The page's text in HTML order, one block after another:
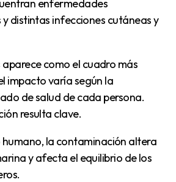
enfermedades
distintas infecciones cutáneas y
impacto varía según la
de salud de cada persona.
resulta clave.
y afecta el equilibrio de los